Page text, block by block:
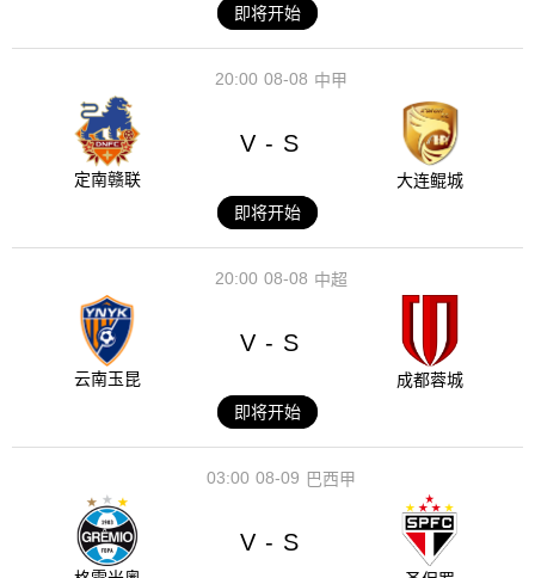
即将开始
08-08
20:00 中甲
定南赣联
V - S
大连鲲城
即将开始
08-08
20:00 中超
云南玉昆
V - S
成都蓉城
即将开始
08-09
03:00 巴西甲
V - S